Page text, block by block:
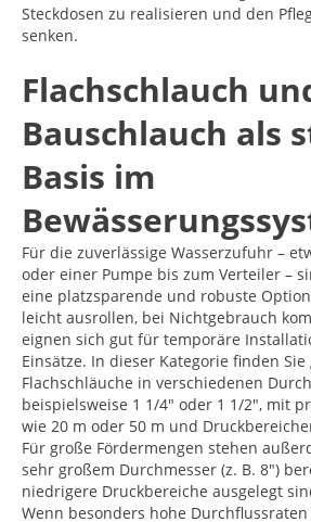
Steckdosen zu realisieren und den
senken.
Flachschlauch
Bauschlauch als
Basis im
Für die zuverlässige Wasserzufuhr –
oder einer Pumpe bis zum Verteiler –
eine platzsparende und robuste
leicht ausrollen, bei Nichtgebrauch
eignen sich gut für temporäre
Einsätze. In dieser Kategorie finden
Flachschläuche in verschiedenen
beispielsweise 1 1/4" oder 1 1/2", mit
wie 20 m oder 50 m und
Für große Fördermengen stehen
sehr großem Durchmesser (z. B. 8")
niedrigere Druckbereiche ausgelegt
Wenn besonders hohe